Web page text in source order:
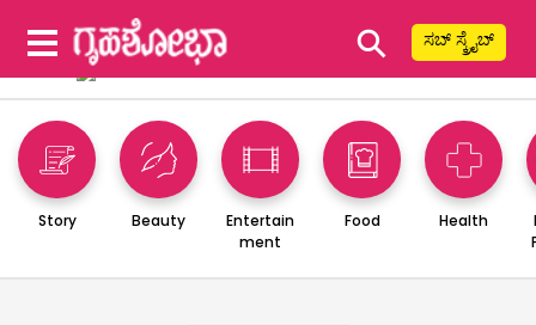
⚲ ಸಬ್ ಸ್ಕ್ರೈಬ್
Story Beauty
Entertain
ment
Food Health